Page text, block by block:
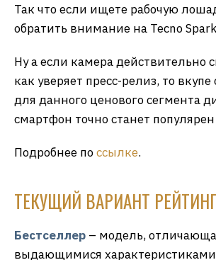
Так что если ищете рабочую
обратить внимание на Tecno
Ну а если камера действительно
как уверяет пресс-релиз, то
для данного ценового сегмента
смартфон точно станет
Подробнее поссылке.
ТЕКУЩИЙ ВАРИАНТ
Бестселлер – модель,
выдающимися